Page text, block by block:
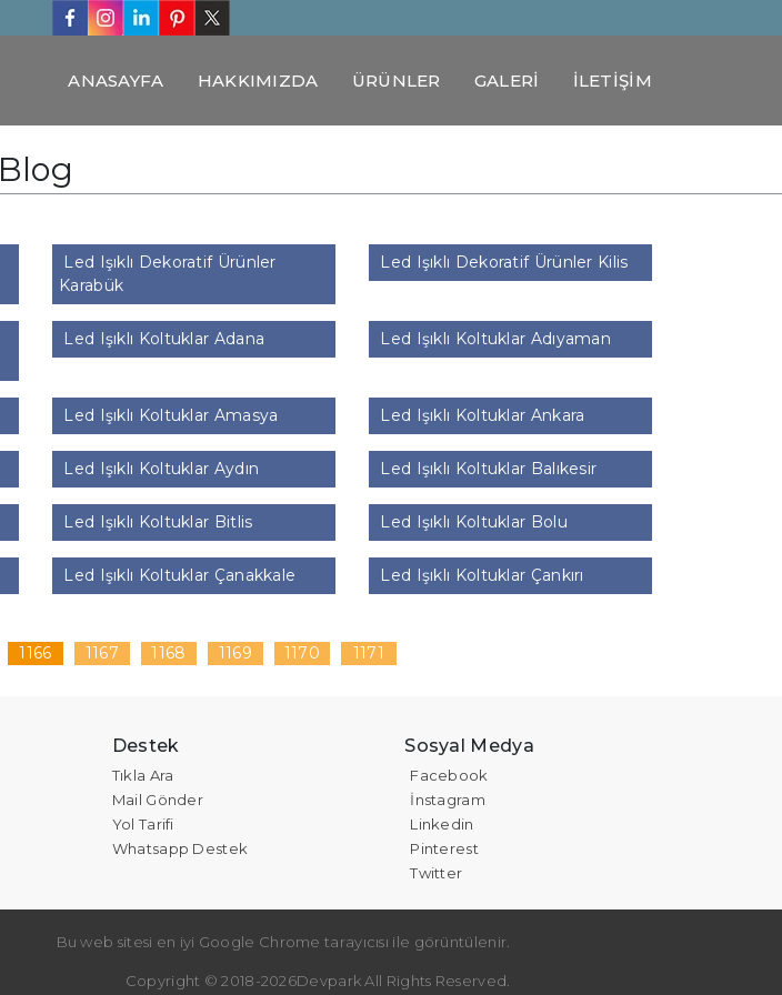
ANASAYFA HAKKIMIZDA ÜRÜNLER GALERİ İLETİŞİM
Blog
Led Işıklı Dekoratif Ürünler
Karabük
Led Işıklı Dekoratif Ürünler Kilis
Led Işıklı Koltuklar Adana Led Işıklı Koltuklar Adıyaman
Led Işıklı Koltuklar Amasya Led Işıklı Koltuklar Ankara
Led Işıklı Koltuklar Aydın Led Işıklı Koltuklar Balıkesir
Led Işıklı Koltuklar Bitlis Led Işıklı Koltuklar Bolu
Led Işıklı Koltuklar Çanakkale Led Işıklı Koltuklar Çankırı
1166 1167 1168 1169 1170 1171
Destek
Tıkla Ara
Mail Gönder
Yol Tarifi
Whatsapp Destek
Sosyal Medya
Facebook
İnstagram
Linkedin
Pinterest
Twitter
Bu web sitesi en iyi Google Chrome tarayıcısı ile görüntülenir.
Copyright © 2018-2026Devpark All Rights Reserved.